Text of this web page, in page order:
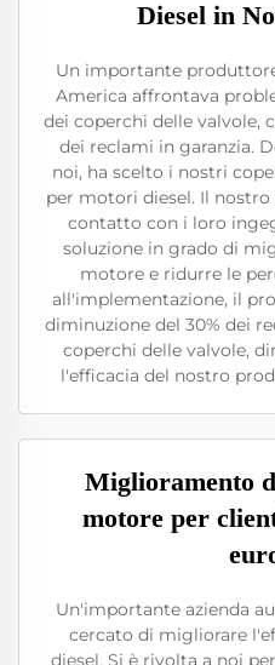
Diesel in
Un importante
America affrontava
dei coperchi delle valvole,
dei reclami in garanzia.
noi, ha scelto i nostri
per motori diesel. Il
contatto con i loro
soluzione in grado di
motore e ridurre le
all'implementazione, il
diminuzione del 30% dei
coperchi delle valvole,
l'efficacia del nostro
Miglioramento
motore per
Un'importante azienda
cercato di migliorare
diesel. Si è rivolta a noi